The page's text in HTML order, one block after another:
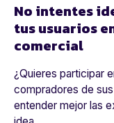
No intentes
tus usuarios
comercial
¿Quieres participar
compradores de
entender mejor las